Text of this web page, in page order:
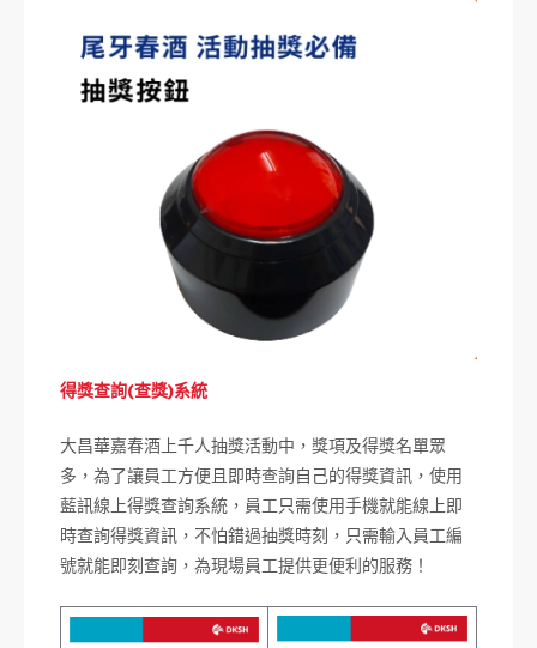
得獎查詢(查獎)系統
大昌華嘉春酒上千人抽獎活動中，獎項及得獎名單眾
多，為了讓員工方便且即時查詢自己的得獎資訊，使用
藍訊線上得獎查詢系統，員工只需使用手機就能線上即
時查詢得獎資訊，不怕錯過抽獎時刻，只需輸入員工編
號就能即刻查詢，為現場員工提供更便利的服務！